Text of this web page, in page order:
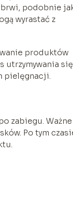
brwi, podobnie
wyrastać z
produktów
utrzymywania się
pielęgnacji.
zabiegu. Ważne
Po tym